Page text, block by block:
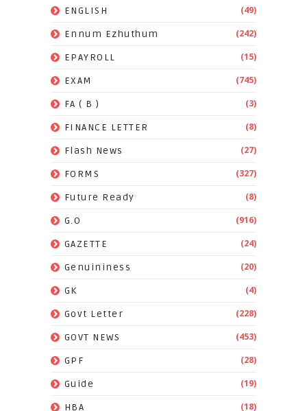
ENGLISH (49)
Ennum Ezhuthum (242)
EPAYROLL (15)
EXAM (745)
FA ( B ) (3)
FINANCE LETTER (8)
Flash News (27)
FORMS (327)
Future Ready (8)
G.O (916)
GAZETTE (24)
Genuininess (20)
GK (4)
Govt Letter (228)
GOVT NEWS (453)
GPF (28)
Guide (19)
HBA (18)